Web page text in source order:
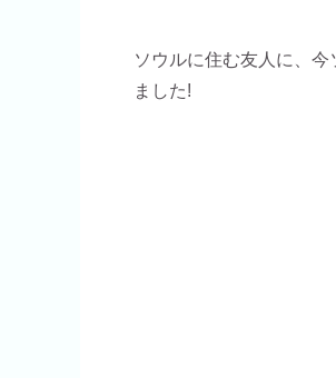
ソウルに住む友人に、
ました!